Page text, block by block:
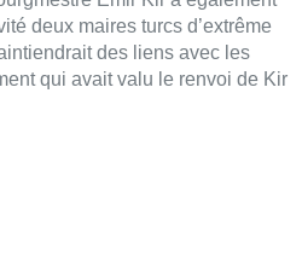
deux maires turcs d’extrême
des liens avec les
qui avait valu le renvoi de Kir